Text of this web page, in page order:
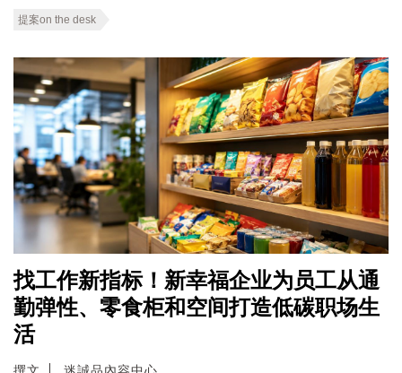
提案on the desk
找工作新指标！新幸福企业为员工从通
勤弹性、零食柜和空间打造低碳职场生
活
撰文 迷誠品內容中心